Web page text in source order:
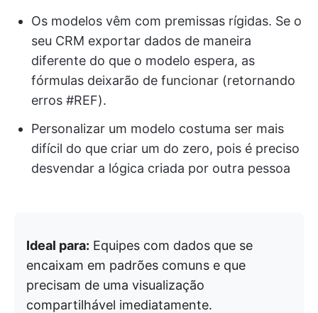
Os modelos vêm com premissas rígidas. Se o
seu CRM exportar dados de maneira
diferente do que o modelo espera, as
fórmulas deixarão de funcionar (retornando
erros #REF).
Personalizar um modelo costuma ser mais
difícil do que criar um do zero, pois é preciso
desvendar a lógica criada por outra pessoa
Ideal para: Equipes com dados que se
encaixam em padrões comuns e que
precisam de uma visualização
compartilhável imediatamente.